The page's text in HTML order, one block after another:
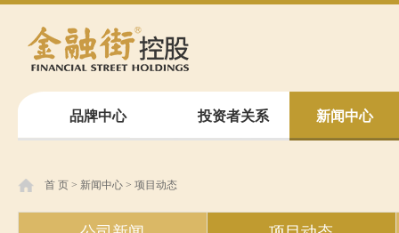
品牌中心 投资者关系 新闻中心
首 页 > 新闻中心 > 项目动态